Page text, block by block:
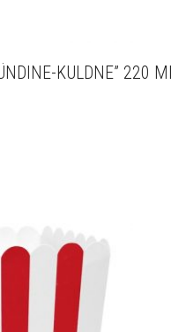
KULDNE” 220